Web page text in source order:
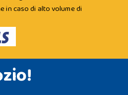
in caso di alto volume di